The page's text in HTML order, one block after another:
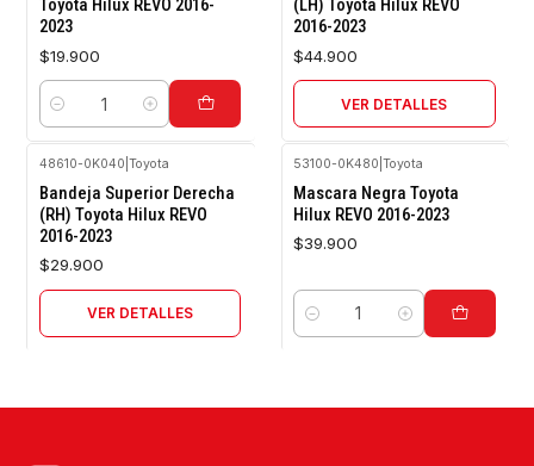
Toyota Hilux REVO 2016-
2023
$19.900
Cantidad
(LH) Toyota Hilux REVO
2016-2023
$44.900
VER DETALLES
48610-0K040 Toyota
Bandeja Superior Derecha
(RH) Toyota Hilux REVO
2016-2023
$29.900
VER DETALLES
53100-0K480 Toyota
Mascara Negra Toyota
Hilux REVO 2016-2023
$39.900
Cantidad